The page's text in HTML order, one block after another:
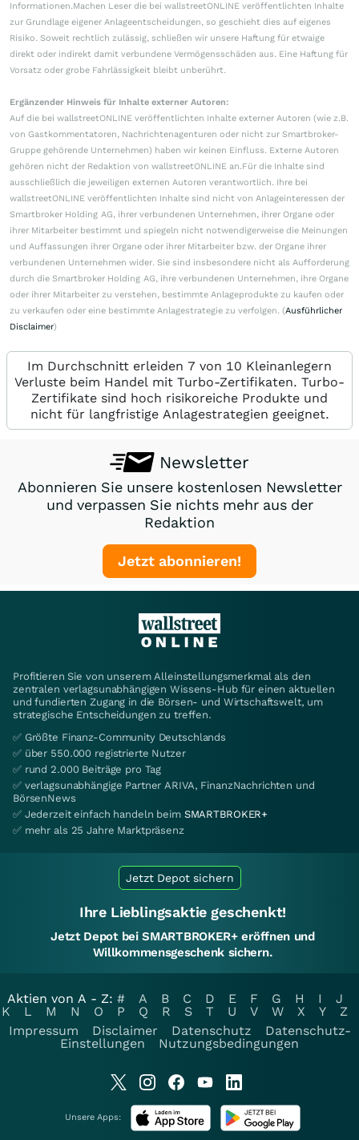
Informationen.Machen Leser die bei wallstreetONLINE veröffentlichten Inhalte
zur Grundlage eigener Anlageentscheidungen, so geschieht dies auf eigenes
Risiko. Soweit rechtlich zulässig, schließen wir unsere Haftung für etwaige
direkt oder indirekt damit verbundene Vermögensschäden aus. Eine Haftung für
Vorsatz oder grobe Fahrlässigkeit bleibt unberührt.
Ergänzender Hinweis für Inhalte externer Autoren:
Auf die bei wallstreetONLINE veröffentlichten Inhalte externer Autoren (wie z.B.
von Gastkommentatoren, Nachrichtenagenturen oder nicht zur Smartbroker-
Gruppe gehörende Unternehmen) haben wir keinen Einfluss. Externe Autoren
gehören nicht der Redaktion von wallstreetONLINE an.Für die Inhalte sind
ausschließlich die jeweiligen externen Autoren verantwortlich. Ihre bei
wallstreetONLINE veröffentlichten Inhalte sind nicht von Anlageinteressen der
Smartbroker Holding AG, ihrer verbundenen Unternehmen, ihrer Organe oder
ihrer Mitarbeiter bestimmt und spiegeln nicht notwendigerweise die Meinungen
und Auffassungen ihrer Organe oder ihrer Mitarbeiter bzw. der Organe ihrer
verbundenen Unternehmen wider. Sie sind insbesondere nicht als Aufforderung
durch die Smartbroker Holding AG, ihre verbundenen Unternehmen, ihre Organe
oder ihrer Mitarbeiter zu verstehen, bestimmte Anlageprodukte zu kaufen oder
zu verkaufen oder eine bestimmte Anlagestrategie zu verfolgen. (Ausführlicher
Disclaimer)
Im Durchschnitt erleiden 7 von 10 Kleinanlegern
Verluste beim Handel mit Turbo-Zertifikaten. Turbo-
Zertifikate sind hoch risikoreiche Produkte und
nicht für langfristige Anlagestrategien geeignet.
Newsletter
Abonnieren Sie unsere kostenlosen Newsletter
und verpassen Sie nichts mehr aus der
Redaktion
Jetzt abonnieren!
Profitieren Sie von unserem Alleinstellungsmerkmal als den
zentralen verlagsunabhängigen Wissens-Hub für einen aktuellen
und fundierten Zugang in die Börsen- und Wirtschaftswelt, um
strategische Entscheidungen zu treffen.
✅ Größte Finanz-Community Deutschlands
✅ über 550.000 registrierte Nutzer
✅ rund 2.000 Beiträge pro Tag
✅ verlagsunabhängige Partner ARIVA, FinanzNachrichten und
BörsenNews
✅ Jederzeit einfach handeln beim SMARTBROKER+
✅ mehr als 25 Jahre Marktpräsenz
Jetzt Depot sichern
Ihre Lieblingsaktie geschenkt!
Jetzt Depot bei SMARTBROKER+ eröffnen und
Willkommensgeschenk sichern.
Aktien von A - Z: # A B C D E F G H I
J
K
L M N O P Q R S T U V W X Y
Z
Impressum
Disclaimer Datenschutz
Datenschutz-
Einstellungen
Nutzungsbedingungen
Unsere Apps: